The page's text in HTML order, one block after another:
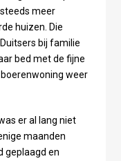
meer
huizen. Die
bij familie
bed met de fijne
weer
er al lang niet
maanden
geplaagd en